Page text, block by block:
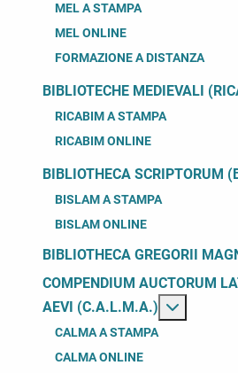
MEL A STAMPA
MEL ONLINE
FORMAZIONE A DISTANZA
BIBLIOTECHE MEDIEVALI
RICABIM A STAMPA
RICABIM ONLINE
BIBLIOTHECA SCRIPTORUM
BISLAM A STAMPA
BISLAM ONLINE
BIBLIOTHECA GREGORII
COMPENDIUM AUCTORUM
AEVI (C.A.L.M.A.)
CALMA A STAMPA
CALMA ONLINE